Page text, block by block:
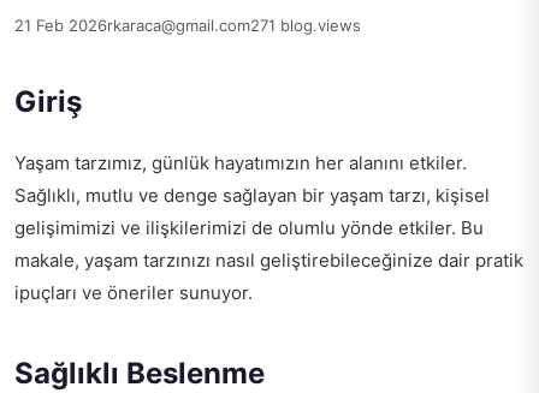
21 Feb 2026rkaraca@gmail.com271 blog.views
Giriş
Yaşam tarzımız, günlük hayatımızın her alanını etkiler.
Sağlıklı, mutlu ve denge sağlayan bir yaşam tarzı, kişisel
gelişimimizi ve ilişkilerimizi de olumlu yönde etkiler. Bu
makale, yaşam tarzınızı nasıl geliştirebileceğinize dair pratik
ipuçları ve öneriler sunuyor.
Sağlıklı Beslenme